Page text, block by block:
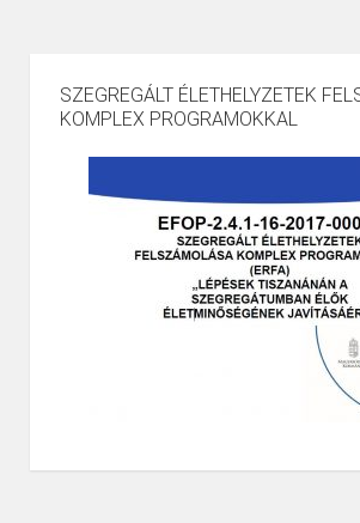
SZEGREGÁLT ÉLETHELYZETEK
KOMPLEX PROGRAMOKKAL